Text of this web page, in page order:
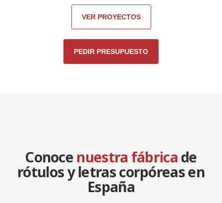
VER PROYECTOS
PEDIR PRESUPUESTO
Conoce nuestra fábrica de
rótulos y letras corpóreas en
España